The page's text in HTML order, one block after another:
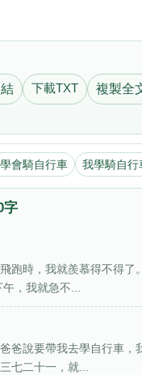
下載TXT 複製全
會騎自行車 我學騎自行
字
跑時，我就羨慕得不得
，我就急不...
爸說要帶我去學自行車
七二十一，就...